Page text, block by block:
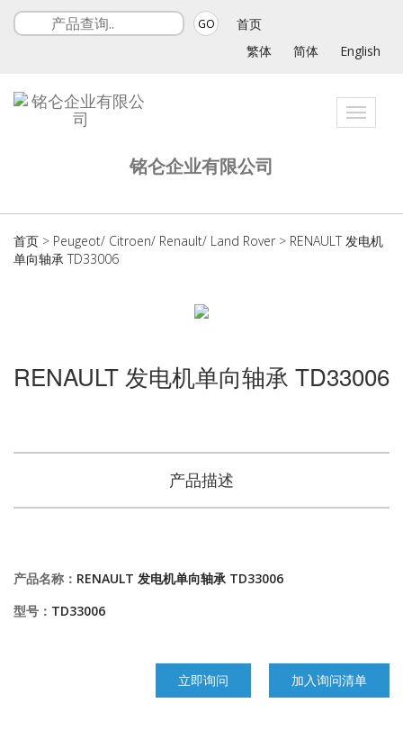
GO
首页
繁体
简体 English
Toggle
铭仑企业有限公司
首页 > Peugeot/ Citroen/ Renault/ Land Rover > RENAULT 发电机
单向轴承 TD33006
RENAULT 发电机单向轴承 TD33006
产品描述
产品名称： RENAULT 发电机单向轴承 TD33006
型号： TD33006
立即询问 加入询问清单